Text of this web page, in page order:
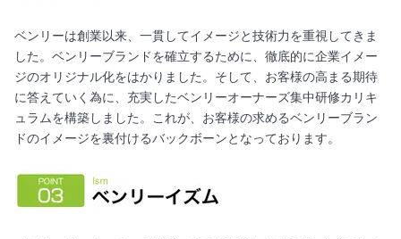
ベンリーは創業以来、一貫してイメージと技術力を重視してきま
した。ベンリーブランドを確立するために、徹底的に企業イメー
ジのオリジナル化をはかりました。そして、お客様の高まる期待
に答えていく為に、充実したベンリーオーナーズ集中研修カリキ
ュラムを構築しました。これが、お客様の求めるベンリーブラン
ドのイメージを裏付けるバックボーンとなっております。